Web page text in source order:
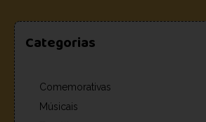
Categorias
Comemorativas
Músicais